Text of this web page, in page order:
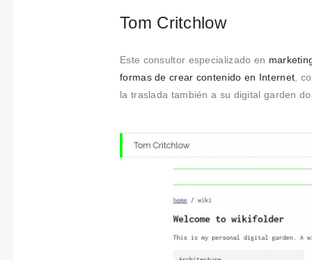
Tom Critchlow
Este consultor especializado en
formas de crear contenido en Internet ,
la traslada también a su digital garden